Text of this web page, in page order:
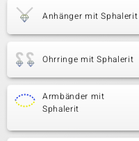
Anhänger mit Sphalerit
Ohrringe mit Sphalerit
Armbänder mit
Sphalerit